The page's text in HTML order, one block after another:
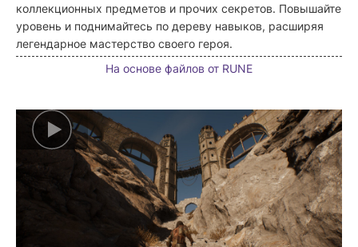
коллекционных предметов и прочих секретов. Повышайте
уровень и поднимайтесь по дереву навыков, расширяя
легендарное мастерство своего героя.
На основе файлов от RUNE